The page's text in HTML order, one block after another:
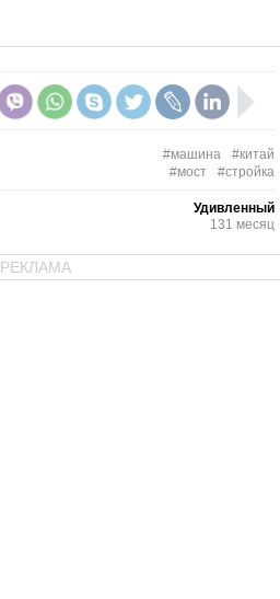
#машина
#китай
#мост
#стройка
Удивленный
131 месяц
РЕКЛАМА